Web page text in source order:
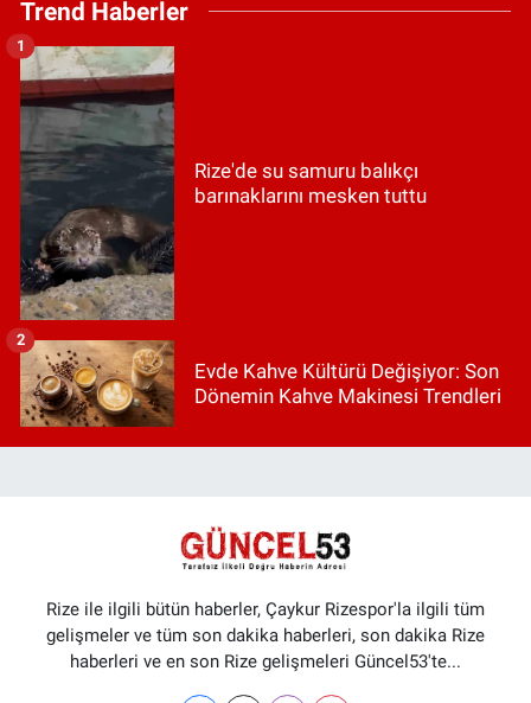
Trend Haberler
Rize'de su samuru balıkçı
barınaklarını mesken tuttu
1
Evde Kahve Kültürü Değişiyor: Son
Dönemin Kahve Makinesi Trendleri
2
Rize ile ilgili bütün haberler, Çaykur Rizespor'la ilgili tüm
gelişmeler ve tüm son dakika haberleri, son dakika Rize
haberleri ve en son Rize gelişmeleri Güncel53'te...